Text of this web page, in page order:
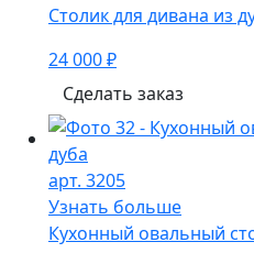
Столик для дивана из
24 000 ₽
Сделать заказ
арт. 3205
Узнать больше
Кухонный овальный